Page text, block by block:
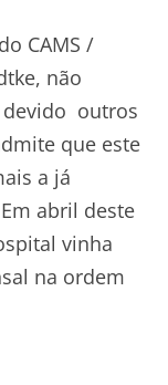
CAMS /
não
devido outros
que este
a já
abril deste
vinha
na ordem